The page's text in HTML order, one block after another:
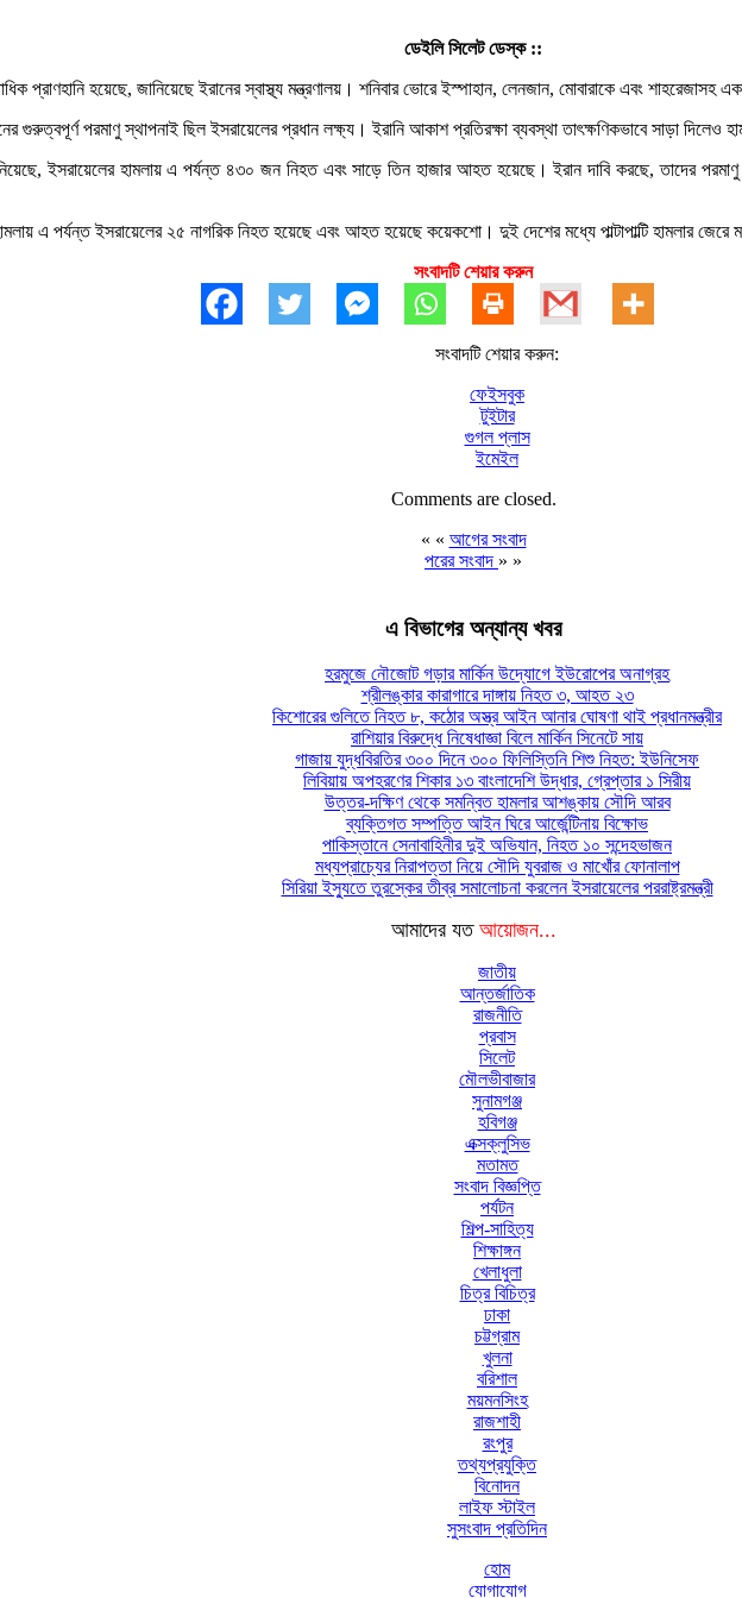
ডেইলি সিলেট ডেস্ক ::
প্রাণহানি হয়েছে, জানিয়েছে ইরানের স্বাস্থ্য মন্ত্রণালয়। শনিবার ভোরে ইস্পাহান, লেনজান, মোবারাকে এবং শাহরেজাসহ
গুরুত্বপূর্ণ পরমাণু স্থাপনাই ছিল ইসরায়েলের প্রধান লক্ষ্য। ইরানি আকাশ প্রতিরক্ষা ব্যবস্থা তাৎক্ষণিকভাবে সাড়া দিলেও
ইসরায়েলের হামলায় এ পর্যন্ত ৪৩০ জন নিহত এবং সাড়ে তিন হাজার আহত হয়েছে। ইরান দাবি করছে, তাদের পরমাণু
এ পর্যন্ত ইসরায়েলের ২৫ নাগরিক নিহত হয়েছে এবং আহত হয়েছে কয়েকশো। দুই দেশের মধ্যে পাল্টাপাল্টি হামলার
সংবাদটি শেয়ার করুন
সংবাদটি শেয়ার করুন:
ফেইসবুক
টুইটার
গুগল প্লাস
ইমেইল
Comments are closed.
« « আগের সংবাদ
পরের সংবাদ » »
এ বিভাগের অন্যান্য খবর
হরমুজে নৌজোট গড়ার মার্কিন উদ্যোগে ইউরোপের অনাগ্রহ
শ্রীলঙ্কার কারাগারে দাঙ্গায় নিহত ৩, আহত ২৩
কিশোরের গুলিতে নিহত ৮, কঠোর অস্ত্র আইন আনার ঘোষণা থাই প্রধানমন্ত্রীর
রাশিয়ার বিরুদ্ধে নিষেধাজ্ঞা বিলে মার্কিন সিনেটে সায়
গাজায় যুদ্ধবিরতির ৩০০ দিনে ৩০০ ফিলিস্তিনি শিশু নিহত: ইউনিসেফ
লিবিয়ায় অপহরণের শিকার ১৩ বাংলাদেশি উদ্ধার, গ্রেপ্তার ১ সিরীয়
উত্তর-দক্ষিণ থেকে সমন্বিত হামলার আশঙ্কায় সৌদি আরব
ব্যক্তিগত সম্পত্তি আইন ঘিরে আর্জেন্টিনায় বিক্ষোভ
পাকিস্তানে সেনাবাহিনীর দুই অভিযান, নিহত ১০ সন্দেহভাজন
মধ্যপ্রাচ্যের নিরাপত্তা নিয়ে সৌদি যুবরাজ ও মাখোঁর ফোনালাপ
সিরিয়া ইস্যুতে তুরস্কের তীব্র সমালোচনা করলেন ইসরায়েলের পররাষ্ট্রমন্ত্রী
আমাদের যত আয়োজন...
জাতীয়
আন্তর্জাতিক
রাজনীতি
প্রবাস
সিলেট
মৌলভীবাজার
সুনামগঞ্জ
হবিগঞ্জ
এক্সক্লুসিভ
মতামত
সংবাদ বিজ্ঞপ্তি
পর্যটন
শিল্প-সাহিত্য
শিক্ষাঙ্গন
খেলাধুলা
চিত্র বিচিত্র
ঢাকা
চট্টগ্রাম
খুলনা
বরিশাল
ময়মনসিংহ
রাজশাহী
রংপুর
তথ্যপ্রযুক্তি
বিনোদন
লাইফ স্টাইল
সুসংবাদ প্রতিদিন
হোম
যোগাযোগ